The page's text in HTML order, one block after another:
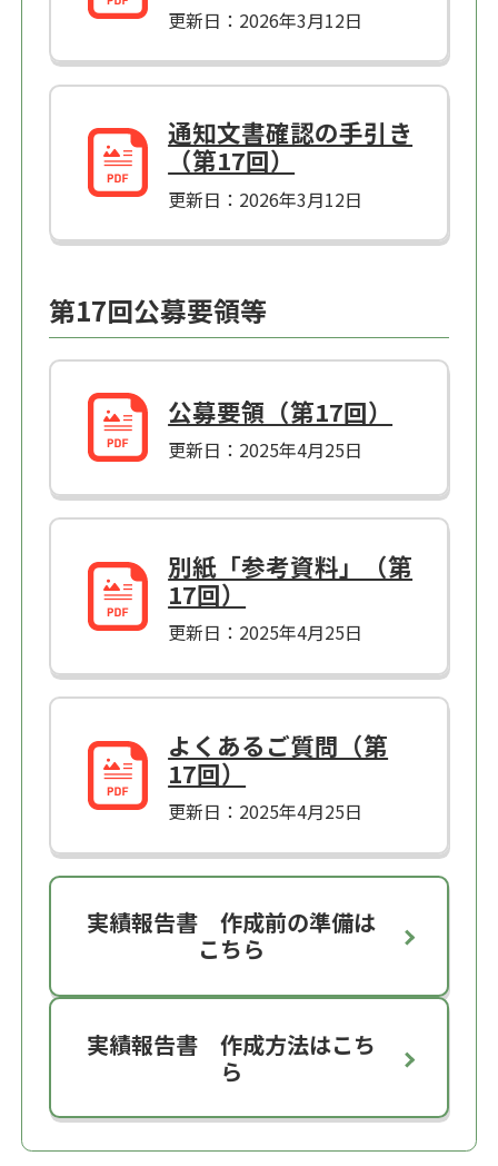
更新日：2026年3月12日
通知文書確認の手引き
（第17回）
更新日：2026年3月12日
第17回公募要領等
公募要領（第17回）
更新日：2025年4月25日
別紙「参考資料」（第
17回）
更新日：2025年4月25日
よくあるご質問（第
17回）
更新日：2025年4月25日
実績報告書 作成前の準備は
こちら
実績報告書 作成方法はこち
ら